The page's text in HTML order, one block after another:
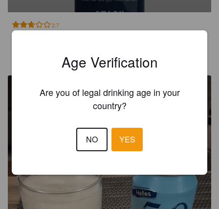
2.7
MICHA_81Age Verification
Are you of legal drinking age in your
country?
NO YES